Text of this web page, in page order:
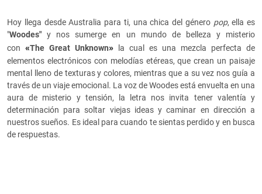
Hoy llega desde Australia para ti, una chica del género pop, ella es
"Woodes" y nos sumerge en un mundo de belleza y misterio
con «The Great Unknown»
la cual es una mezcla perfecta de
elementos electrónicos con melodías etéreas, que crean un paisaje
mental lleno de texturas y colores, mientras que a su vez nos guía a
través de un viaje emocional. La voz de Woodes está envuelta en una
aura de misterio y tensión, la letra nos invita tener valentía y
determinación para soltar viejas ideas y caminar en dirección a
nuestros sueños. Es ideal para cuando te sientas perdido y en busca
de respuestas.